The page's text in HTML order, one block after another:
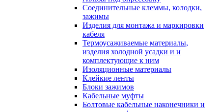
Соединительные клеммы, колодки,
зажимы
Изделия для монтажа и маркировки
кабеля
Термоусаживаемые материалы,
изделия холодной усадки и и
комплектующие к ним
Изоляционные материалы
Клейкие ленты
Блоки зажимов
Кабельные муфты
Болтовые кабельные наконечники и